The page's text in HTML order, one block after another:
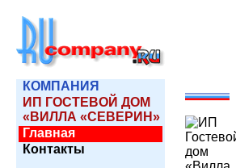
КОМПАНИЯ
ИП ГОСТЕВОЙ ДОМ
«ВИЛЛА «СЕВЕРИН»
Главная
Контакты